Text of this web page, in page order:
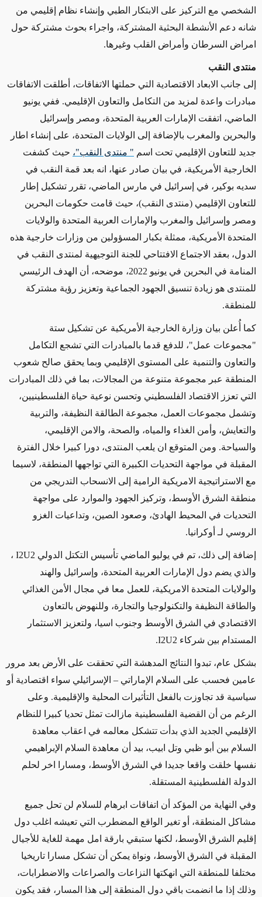
الشخصي مع التركيز على الابتكار الطبي وإنشاء نظام إقليمي من
شانه دعم الأنشطة البحثية المشتركة، واجراء بحوث مشتركة حول
امراض السرطان وأمراض القلب وغيرها.
منتدى النقب
إلى جانب الابعاد الاقتصادية التي حملتها الاتفاقات، أطلقت الاتفاقات
مبادرات واعدة لمزيد من التكامل والتعاون الإقليمي. ففي يونيو
الماضي، اتفقت الإمارات العربية المتحدة، ومصر وإسرائيل
والبحرين والمغرب بالإضافة إلى الولايات المتحدة، على إنشاء اطار
جديد للتعاون الإقليمي تحت اسم " منتدى النقب"، حيث كشفت
الخارجية الأمريكية، في بيان صادر عنها، انه بعد قمة النقب في
سديه بوكير، في إسرائيل في مارس الماضي، تقرر تشكيل إطار
للتعاون الإقليمي (منتدى النقب)، حيث قامت حكومات البحرين
ومصر وإسرائيل والمغرب والإمارات العربية المتحدة والولايات
المتحدة الأمريكية، ممثلة بكبار المسؤولين من وزارات خارجية هذه
الدول، بعقد الاجتماع الافتتاحي للجنة التوجيهية لمنتدى النقب في
المنامة في البحرين في يونيو 2022، موضحه، أن الهدف الرئيسي
للمنتدى هو زيادة تنسيق الجهود الجماعية وتعزيز رؤية مشتركة
للمنطقة.
كما أُعلن بيان وزارة الخارجية الأمريكية عن تشكيل ستة
"مجموعات عمل"، للدفع قدما بالمبادرات التي تشجع التكامل
والتعاون والتنمية على المستوى الإقليمي وبما يحقق صالح شعوب
المنطقة عبر مجموعة متنوعة من المجالات، بما في ذلك المبادرات
التي تعزز الاقتصاد الفلسطيني وتحسن نوعية حياة الفلسطينيين،
وتشمل مجموعات العمل، مجموعة الطالقة النظيفة، والتربية
والتعايش، وأمن الغذاء والمياه، والصحة، والامن الإقليمي،
والسياحة. ومن المتوقع ان يلعب المنتدى، دورا كبيرا خلال الفترة
المقبلة في مواجهة التحديات الكبيرة التي تواجهها المنطقة، لاسيما
مع الاستراتيجية الامريكية الرامية إلى الانسحاب التدريجي من
منطقة الشرق الأوسط، وتركيز الجهود والموارد على مواجهة
التحديات في المحيط الهادئ، وصعود الصين، وتداعيات الغزو
الروسي لـ أوكرانيا.
إضافة إلى ذلك، تم في يوليو الماضي تأسيس التكتل الدولي I2U2 ،
والذي يضم دول الإمارات العربية المتحدة، وإسرائيل والهند
والولايات المتحدة الامريكية، للعمل معا في مجال الأمن الغذائي
والطاقة النظيفة والتكنولوجيا والتجارة، وللنهوض بالتعاون
الاقتصادي في الشرق الأوسط وجنوب اسيا، ولتعزيز الاستثمار
المستدام بين شركاء I2U2.
بشكل عام، تبدوا النتائج المدهشة التي تحققت على الأرض بعد مرور
عامين فحسب على السلام الإماراتي – الإسرائيلي سواء اقتصادية أو
سياسية قد تجاوزت بالفعل التأثيرات المحلية والإقليمية. وعلى
الرغم من أن القضية الفلسطينية مازالت تمثل تحديا كبيرا للنظام
الإقليمي الجديد الذي بدأت تتشكل معالمه في اعقاب معاهدة
السلام بين أبو ظبي وتل ابيب، بيد أن معاهدة السلام الإبراهيمي
نفسها خلقت واقعا جديدا في الشرق الأوسط، ومسارا اخر لحلم
الدولة الفلسطينية المستقلة.
وفي النهاية من المؤكد أن اتفاقات ابرهام للسلام لن تحل جميع
مشاكل المنطقة، أو تغير الواقع المضطرب التي تعيشه اغلب دول
إقليم الشرق الأوسط، لكنها ستبقي بارقة امل مهمة للغاية للأجيال
المقبلة في الشرق الأوسط، ونواة يمكن أن تشكل مسارا تاريخيا
مختلفا للمنطقة التي انهكتها النزاعات والصراعات والاضطرابات،
وذلك إذا ما انضمت باقي دول المنطقة إلى هذا المسار، فقد يكون